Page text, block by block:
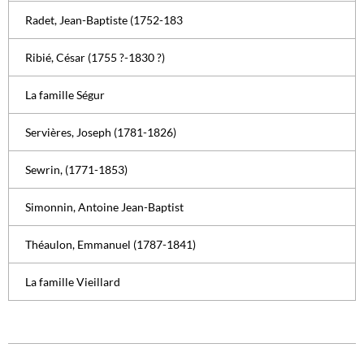
Radet, Jean-Baptiste (1752-183
Ribié, César (1755 ?-1830 ?)
La famille Ségur
Servières, Joseph (1781-1826)
Sewrin, (1771-1853)
Simonnin, Antoine Jean-Baptist
Théaulon, Emmanuel (1787-1841)
La famille Vieillard